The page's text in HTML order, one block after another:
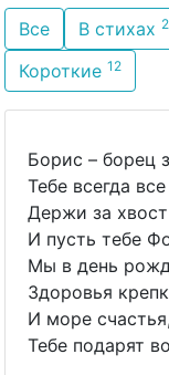
Все В стихах
Короткие 12
Борис – борец
Тебе всегда
Держи за
И пусть тебе
Мы в день
Здоровья
И море
Тебе подарят